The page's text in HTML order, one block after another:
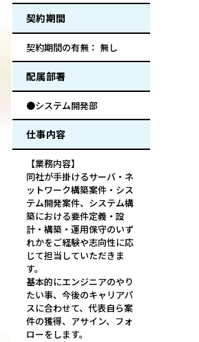
契約期間
契約期間の有無： 無し
配属部署
●システム開発部
仕事内容
【業務内容】
同社が手掛けるサーバ・ネ
ットワーク構築案件・シス
テム開発案件、システム構
築における要件定義・設
計・構築・運用保守のいず
れかをご経験や志向性に応
じて担当していただきま
す。
基本的にエンジニアのやり
たい事、今後のキャリアパ
スに合わせて、代表自ら案
件の獲得、アサイン、フォ
ローをします。